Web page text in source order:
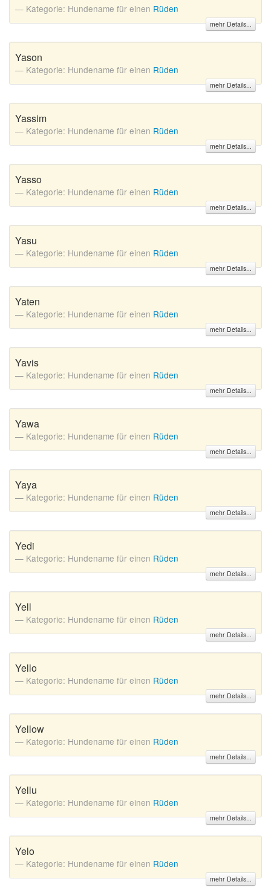
Kategorie: Hundename für einen Rüden
mehr Details...
Yason
Kategorie: Hundename für einen Rüden
mehr Details...
Yassim
Kategorie: Hundename für einen Rüden
mehr Details...
Yasso
Kategorie: Hundename für einen Rüden
mehr Details...
Yasu
Kategorie: Hundename für einen Rüden
mehr Details...
Yaten
Kategorie: Hundename für einen Rüden
mehr Details...
Yavis
Kategorie: Hundename für einen Rüden
mehr Details...
Yawa
Kategorie: Hundename für einen Rüden
mehr Details...
Yaya
Kategorie: Hundename für einen Rüden
mehr Details...
Yedi
Kategorie: Hundename für einen Rüden
mehr Details...
Yell
Kategorie: Hundename für einen Rüden
mehr Details...
Yello
Kategorie: Hundename für einen Rüden
mehr Details...
Yellow
Kategorie: Hundename für einen Rüden
mehr Details...
Yellu
Kategorie: Hundename für einen Rüden
mehr Details...
Yelo
Kategorie: Hundename für einen Rüden
mehr Details...